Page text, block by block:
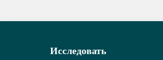
Исследовать